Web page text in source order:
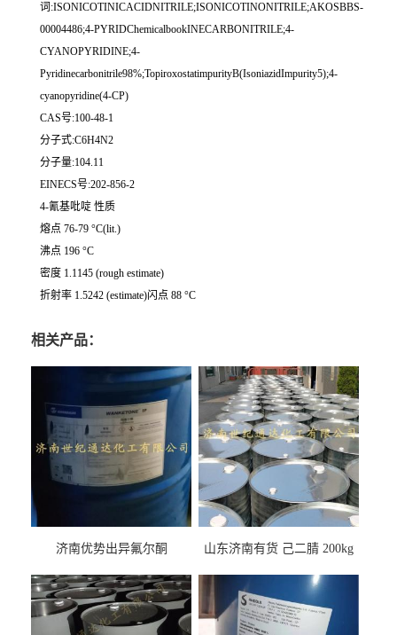
词:ISONICOTINICACIDNITRILE;ISONICOTINONITRILE;AKOSBBS-
00004486;4-PYRIDChemicalbookINECARBONITRILE;4-
CYANOPYRIDINE;4-
Pyridinecarbonitrile98%;TopiroxostatimpurityB(IsoniazidImpurity5);4-
cyanopyridine(4-CP)
CAS号:100-48-1
分子式:C6H4N2
分子量:104.11
EINECS号:202-856-2
4-氰基吡啶 性质
熔点 76-79 °C(lit.)
沸点 196 °C
密度 1.1145 (rough estimate)
折射率 1.5242 (estimate)闪点 88 °C
相关产品：
济南优势出异氟尔酮
山东济南有货 己二腈 200kg